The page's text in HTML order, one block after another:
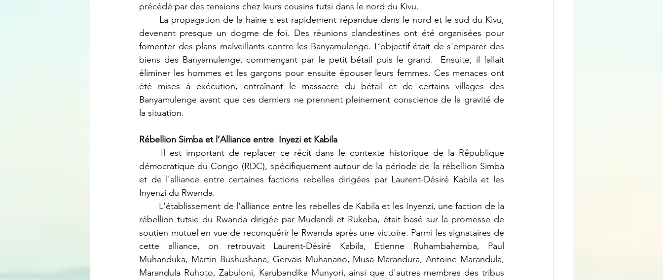
précédé par des tensions chez leurs cousins tutsi dans le nord du Kivu.
devenant presque un dogme de foi. Des réunions clandestines ont été organisées pour
fomenter des plans malveillants contre les Banyamulenge. L’objectif était de s'emparer des
biens des Banyamulenge, commençant par le petit bétail puis le grand.  Ensuite, il fallait
éliminer les hommes et les garçons pour ensuite épouser leurs femmes. Ces menaces ont
été mises à exécution, entraînant le massacre du bétail et de certains villages des
Banyamulenge avant que ces derniers ne prennent pleinement conscience de la gravité de
la situation.
Rébellion Simba et l’Alliance entre  Inyezi et Kabila
démocratique du Congo (RDC), spécifiquement autour de la période de la rébellion Simba
et de l'alliance entre certaines factions rebelles dirigées par Laurent-Désiré Kabila et les
Inyenzi du Rwanda.
rébellion tutsie du Rwanda dirigée par Mudandi et Rukeba, était basé sur la promesse de
soutien mutuel en vue de reconquérir le Rwanda après une victoire. Parmi les signataires de
cette alliance, on retrouvait Laurent-Désiré Kabila, Etienne Ruhambahamba, Paul
Muhanduka, Martin Bushushana, Gervais Muhanano, Musa Marandura, Antoine Marandula,
Marandula Ruhoto, Zabuloni, Karubandika Munyori, ainsi que d'autres membres des tribus